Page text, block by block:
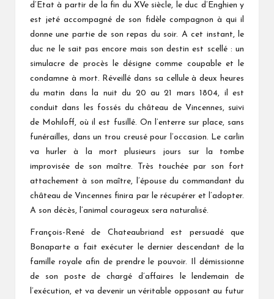
d’Etat à partir de la fin du XVe siècle, le duc d’Enghien y
est jeté accompagné de son fidèle compagnon à qui il
donne une partie de son repas du soir. A cet instant, le
duc ne le sait pas encore mais son destin est scellé : un
simulacre de procès le désigne comme coupable et le
condamne à mort. Réveillé dans sa cellule à deux heures
du matin dans la nuit du 20 au 21 mars 1804, il est
conduit dans les fossés du château de Vincennes, suivi
de Mohiloff, où il est fusillé. On l’enterre sur place, sans
funérailles, dans un trou creusé pour l’occasion. Le carlin
va hurler à la mort plusieurs jours sur la tombe
improvisée de son maître. Très touchée par son fort
attachement à son maître, l’épouse du commandant du
château de Vincennes finira par le récupérer et l’adopter.
A son décès, l’animal courageux sera naturalisé.
François-René de Chateaubriand est persuadé que
Bonaparte a fait exécuter le dernier descendant de la
famille royale afin deprendre le pouvoir. Il démissionne
de son poste de chargé d’affaires le lendemain de
l’exécution, et va devenir un véritable opposant au futur